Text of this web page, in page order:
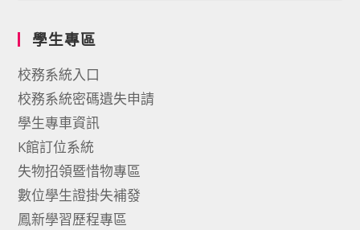
學生專區
校務系統入口
校務系統密碼遺失申請
學生專車資訊
K館訂位系統
失物招領暨惜物專區
數位學生證掛失補發
鳳新學習歷程專區